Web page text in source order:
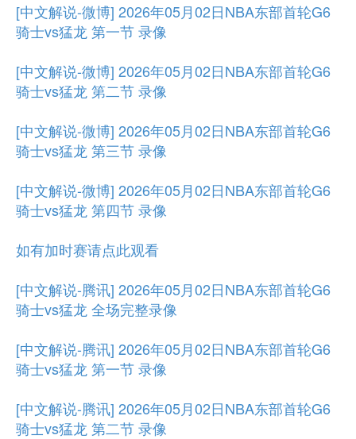
[中文解说-微博] 2026年05月02日NBA东部首轮G6
骑士vs猛龙 第一节 录像
[中文解说-微博] 2026年05月02日NBA东部首轮G6
骑士vs猛龙 第二节 录像
[中文解说-微博] 2026年05月02日NBA东部首轮G6
骑士vs猛龙 第三节 录像
[中文解说-微博] 2026年05月02日NBA东部首轮G6
骑士vs猛龙 第四节 录像
如有加时赛请点此观看
[中文解说-腾讯] 2026年05月02日NBA东部首轮G6
骑士vs猛龙 全场完整录像
[中文解说-腾讯] 2026年05月02日NBA东部首轮G6
骑士vs猛龙 第一节 录像
[中文解说-腾讯] 2026年05月02日NBA东部首轮G6
骑士vs猛龙 第二节 录像